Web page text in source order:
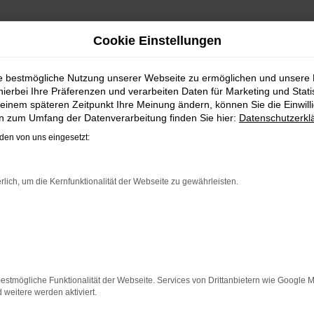
REIMPORT |
TAIGO EU-NEUWAGEN FÜR
Fahrten durch Braunschweig auf dem neuesten
vor allem in der aktuellen Generation in den
kaufen, profitieren Sie gleich mehrfach. So
hinaus sichern Sie sich bei jedem Kauf einen
sind bei uns auch im Leasing zu haben und
paar Tipps, die dir helfen können:
Cookie Einstellungen
bestmögliche Nutzung unserer Webseite zu ermöglichen und unsere
Ihre Präferenzen und verarbeiten Daten für Marketing und
späteren Zeitpunkt Ihre Meinung ändern, können Sie die
zum Umfang der Datenverarbeitung finden Sie hier:
von uns eingesetzt:
um die Kernfunktionalität der Webseite zu gewährleisten.
Funktionalität der Webseite. Services von Drittanbietern wie Google
weitere werden aktiviert.